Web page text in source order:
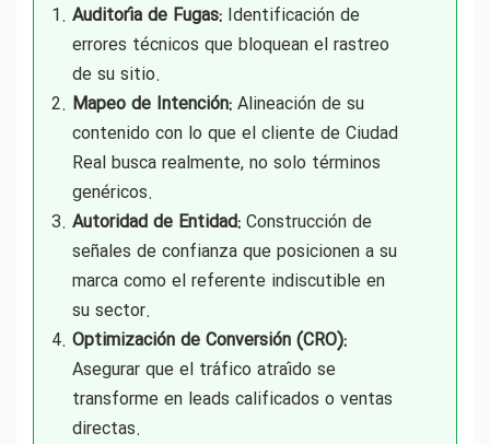
Auditoría de Fugas: Identificación de
errores técnicos que bloquean el rastreo
de su sitio.
Mapeo de Intención: Alineación de su
contenido con lo que el cliente de Ciudad
Real busca realmente, no solo términos
genéricos.
Autoridad de Entidad: Construcción de
señales de confianza que posicionen a su
marca como el referente indiscutible en
su sector.
Optimización de Conversión (CRO):
Asegurar que el tráfico atraído se
transforme en leads calificados o ventas
directas.